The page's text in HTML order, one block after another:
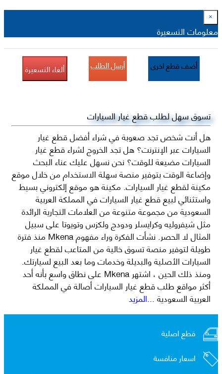
×
معلومات التسعيرة
أضف قطع اخرى أرسل الطلب ألغاء التسعيرة
تسوق سهل لطلب قطع غيار السيارات
هل أنت شخص تجد صعوبة في شراء أفضل قطع غيار
السيارات عبر الإنترنت؟ هل تجد الخروج لشراء قطع غيار
السيارات مضيعة للوقت؟ نحن نسهل عليك عناء البحث
وإضاعة الوقت بتوفير منصة سهلة الاستخدام من خلال موقع
مكينة لقطع غيار السيارات. مكينة هو موقع إلكتروني بسيط
واستثنائي لبيع قطع غيار السيارات في المملكة العربية
السعودية من مجموعة متنوعة من العلامات التجارية الرائدة
مثل شيفروليه وكرايسلر ودودج ولكزس وتويوتا على سبيل
المثال لا الحصر. نشأت الفكرة وراء مفهوم Mkena منذ فترة
طويلة لتوفير منصة تسوق خالية من المتاعب لقطع غيار
السيارات الأصلية والبديلة وخدمات وما بعد البيع لسيارتك.
ومنذ ذلك الحين ، اشتهر Mkena على نطاق واسع بأنه أحد
أكثر مواقع طلب قطع غيار السيارات أصالة في المملكة
العربية السعودية...المزيد
قطع اصلية
اسعار منافسة